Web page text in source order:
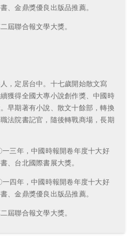
、金鼎獎優良出版品推薦。
屆聯合報文學大獎。
，定居台中。十七歲開始散文寫
獲得全國大專小說創作獎、中國時
早期著有小說、散文十餘部，轉換
法院書記官，隨後轉戰商場，長期
一三年，中國時報開卷年度十大好
、台北國際書展大獎。
一四年，中國時報開卷年度十大好
、金鼎獎優良出版品推薦。
屆聯合報文學大獎。